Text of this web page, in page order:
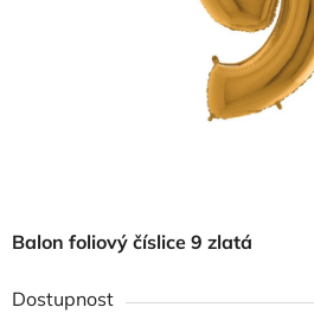
Balon foliový číslice 9 zlatá
Dostupnost